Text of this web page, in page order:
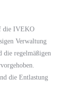
die IVEKO
Verwaltung
die regelmäßigen
die Entlastung